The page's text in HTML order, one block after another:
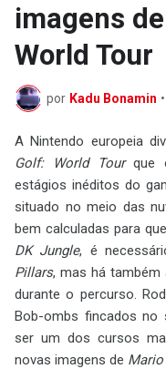
imagens
World Tour
por Kadu Bonamin •
A Nintendo europeia
Golf: World Tourque
estágios inéditos do
situado no meio das
bem calculadas para
DK Jungle, é
Pillars, mas há também
durante o percurso.
Bob-ombs fincados no
ser um dos cursos
novas imagens de Mario